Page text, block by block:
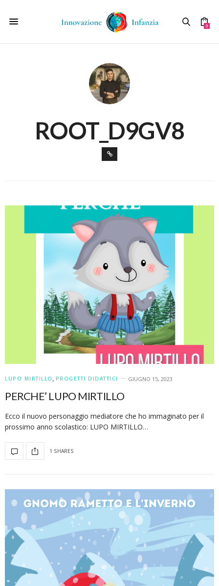
0
ROOT_D9GV8
LUPO MIRTILLO , PROGETTI DIDATTICI GIUGNO 15, 2023
PERCHE’ LUPO MIRTILLO
Ecco il nuovo personaggio mediatore che ho immaginato per il
prossimo anno scolastico: LUPO MIRTILLO…
1 SHARES